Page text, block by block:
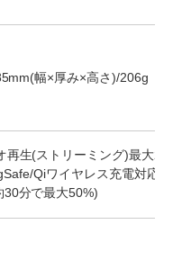
幅×厚み×高さ)/206g
再生(ストリーミング)最大20
Qiワイヤレス充電対応
30分で最大50%)